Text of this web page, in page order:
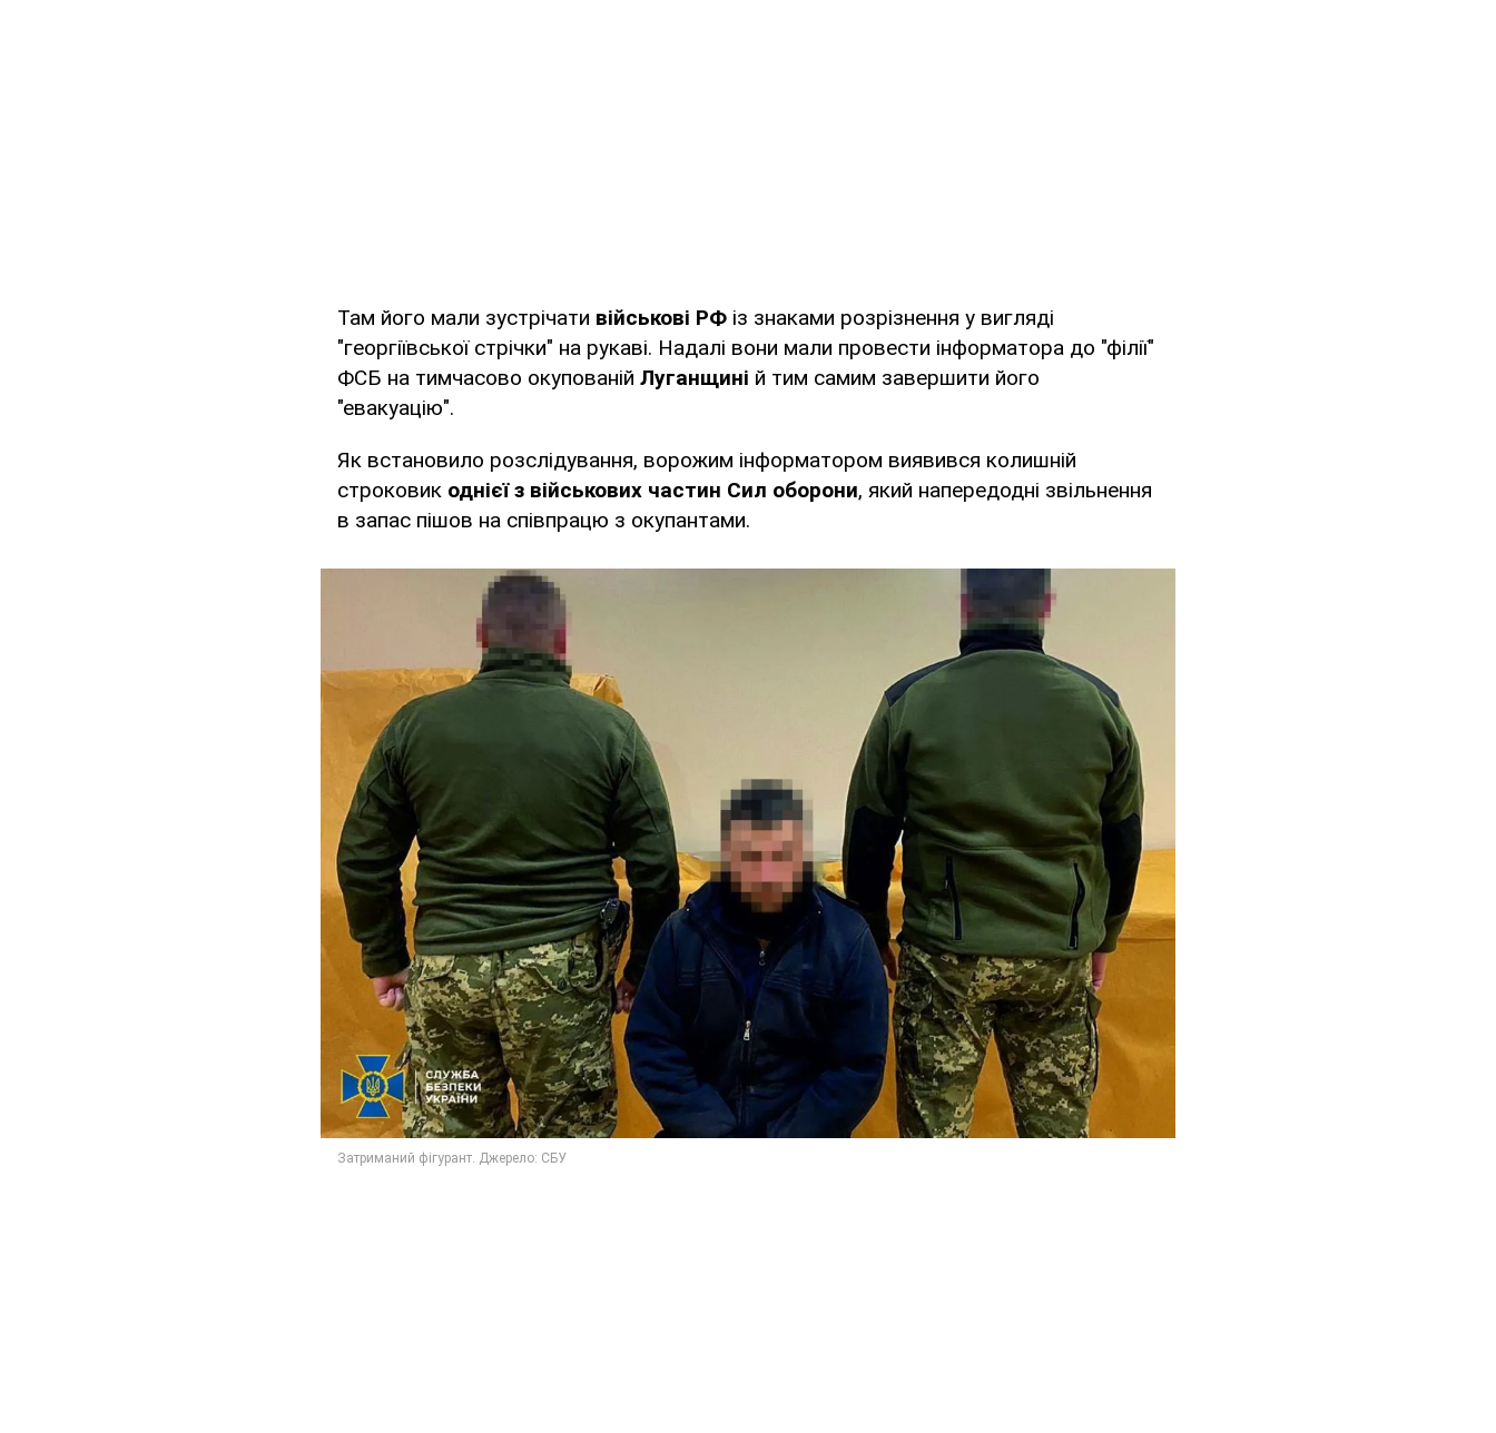
Там його мали зустрічати військові РФ із знаками розрізнення у вигляді
"георгіївської стрічки" на рукаві. Надалі вони мали провести інформатора до "філії"
ФСБ на тимчасово окупованій Луганщині й тим самим завершити його
"евакуацію".
Як встановило розслідування, ворожим інформатором виявився колишній
строковик однієї з військових частин Сил оборони, який напередодні звільнення
в запас пішов на співпрацю з окупантами.